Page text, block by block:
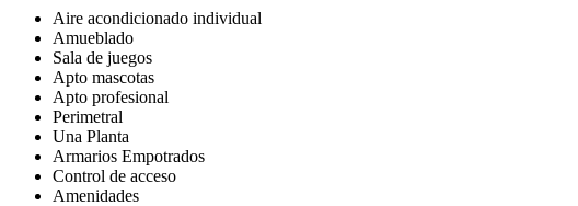
Aire acondicionado individual
Amueblado
Sala de juegos
Apto mascotas
Apto profesional
Perimetral
Una Planta
Armarios Empotrados
Control de acceso
Amenidades